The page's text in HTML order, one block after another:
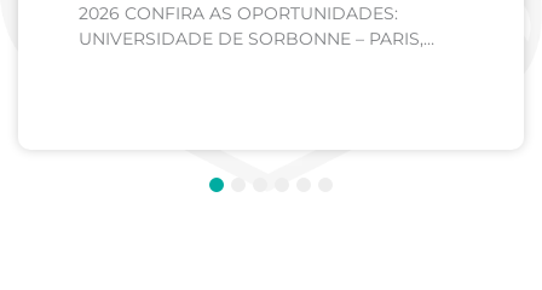
2026 CONFIRA AS OPORTUNIDADES:
UNIVERSIDADE DE SORBONNE – PARIS,
4